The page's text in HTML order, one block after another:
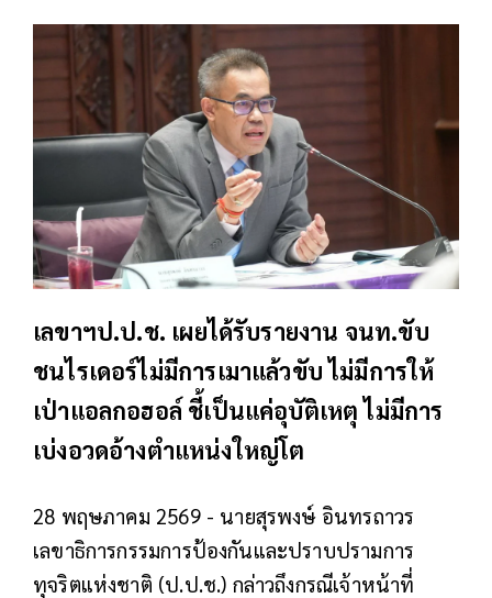
เลขาฯป.ป.ช. เผยได้รับรายงาน จนท.ขับ
ชนไรเดอร์ไม่มีการเมาแล้วขับ ไม่มีการให้
เป่าแอลกอฮอล์ ชี้เป็นแค่อุบัติเหตุ ไม่มีการ
เบ่งอวดอ้างตำแหน่งใหญ่โต
28 พฤษภาคม 2569 - นายสุรพงษ์ อินทรถาวร
เลขาธิการกรรมการป้องกันและปราบปรามการ
ทุจริตแห่งชาติ (ป.ป.ช.) กล่าวถึงกรณีเจ้าหน้าที่